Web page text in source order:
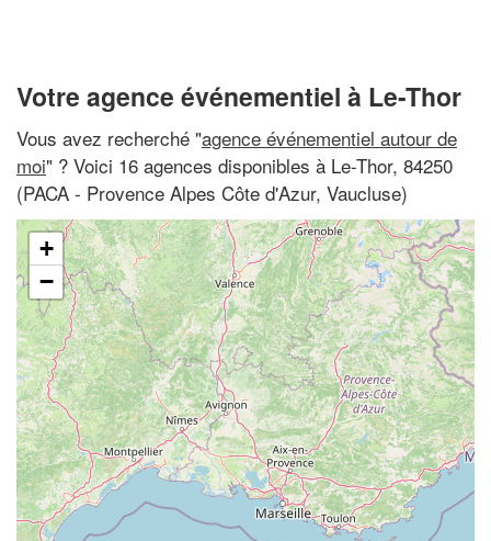
Votre agence événementiel à Le-Thor
Vous avez recherché "agence événementiel autour de
moi" ? Voici 16 agences disponibles à Le-Thor, 84250
(PACA - Provence Alpes Côte d'Azur, Vaucluse)
+
−